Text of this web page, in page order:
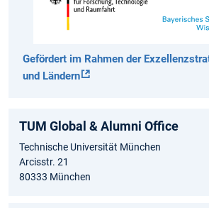
Gefördert im Rahmen der
und Ländern
TUM Global & Alumni Office
Technische Universität München
Arcisstr. 21
80333 München